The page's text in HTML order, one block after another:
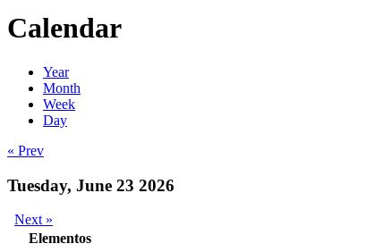
Calendar
Year
Month
Week
Day
« Prev
Tuesday, June 23 2026
Next »
Elementos